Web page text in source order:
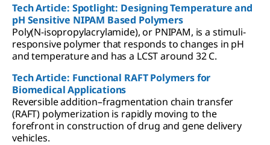
Tech Article: Spotlight: Designing Temperature and
pH Sensitive NIPAM Based Polymers
Poly(N-isopropylacrylamide), or PNIPAM, is a stimuli-
responsive polymer that responds to changes in pH
and temperature and has a LCST around 32 C.
Tech Article: Functional RAFT Polymers for
Biomedical Applications
Reversible addition–fragmentation chain transfer
(RAFT) polymerization is rapidly moving to the
forefront in construction of drug and gene delivery
vehicles.